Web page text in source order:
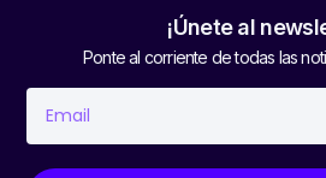
¡Únete al
Ponte al corriente de todas las